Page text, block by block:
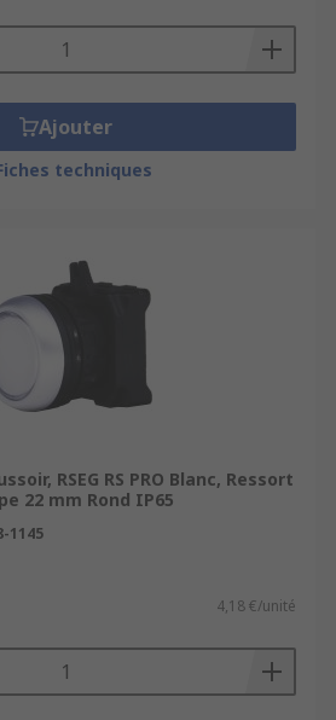
Ajouter
techniques
RSEG RS PRO Blanc, Ressort
22 mm Rond IP65
1145
4,18 €/unité